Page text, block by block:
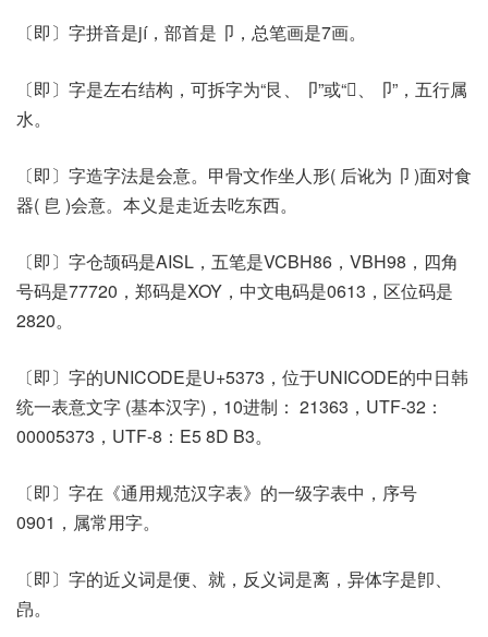
〔即〕字拼音是jí，部首是卩，总笔画是7画。
〔即〕字是左右结构，可拆字为“艮、卩”或“󰑴、卩”，五行属
水。
〔即〕字造字法是会意。甲骨文作坐人形( 后讹为卩 )面对食
器( 皀 )会意。本义是走近去吃东西。
〔即〕字仓颉码是AISL，五笔是VCBH86，VBH98，四角
号码是77720，郑码是XOY，中文电码是0613，区位码是
2820。
〔即〕字的UNICODE是U+5373，位于UNICODE的中日韩
统一表意文字 (基本汉字)，10进制： 21363，UTF-32：
00005373，UTF-8：E5 8D B3。
〔即〕字在《通用规范汉字表》的一级字表中，序号
0901，属常用字。
〔即〕字的近义词是便、就，反义词是离，异体字是卽、
皍。